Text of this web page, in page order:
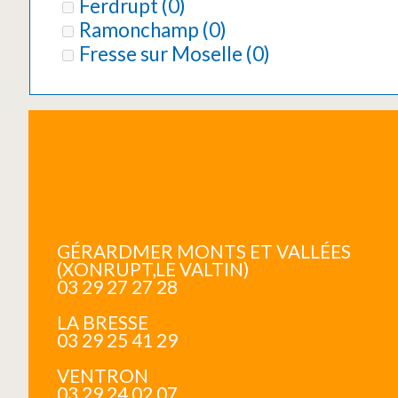
Ferdrupt(0)
Ramonchamp (0)
Fresse sur Moselle (0)
GÉRARDMER MONTS ET VALLÉES
(XONRUPT,LE VALTIN)
03 29 27 27 28
LA BRESSE
03 29 25 41 29
VENTRON
03 29 24 02 07